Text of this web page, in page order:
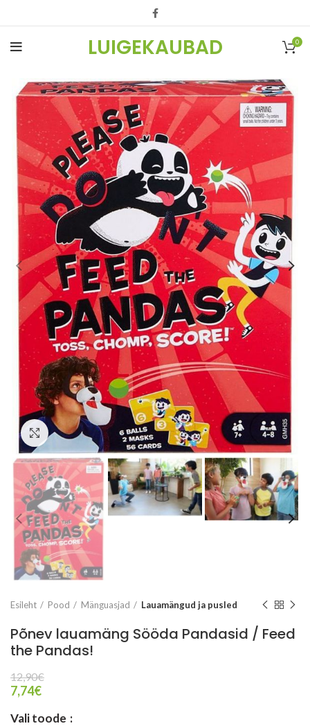
LUIGEKAUBAD 0
Vaata suuremalt
Esileht Pood Mänguasjad Lauamängud ja pusled
Põnev lauamäng Sööda Pandasid / Feed
the Pandas!
12,90€
7,74€
Vali toode